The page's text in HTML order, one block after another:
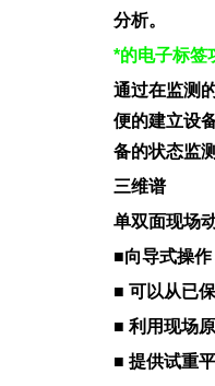
分析。
*的电子标签
通过在监测
便的建立设
备的状态监
三维谱
单双面现场
■向导式操
■ 可以从已
■ 利用现场
■ 提供试重